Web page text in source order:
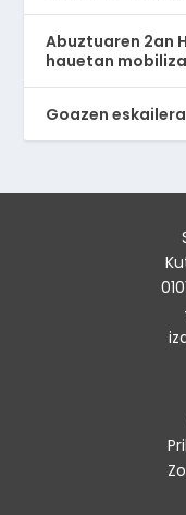
Abuztuaren 2an
hauetan
Goazen